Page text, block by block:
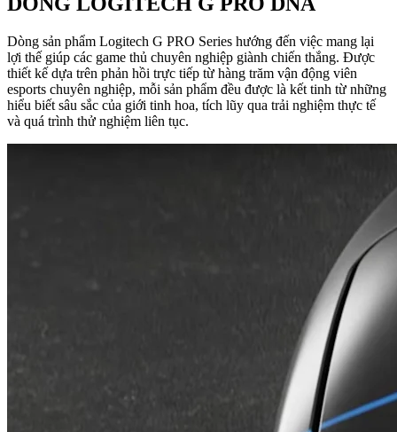
Dòng sản phẩm Logitech G PRO Series hướng đến việc mang lại
lợi thế giúp các game thủ chuyên nghiệp giành chiến thắng. Được
thiết kế dựa trên phản hồi trực tiếp từ hàng trăm vận động viên
esports chuyên nghiệp, mỗi sản phẩm đều được là kết tinh từ những
hiểu biết sâu sắc của giới tinh hoa, tích lũy qua trải nghiệm thực tế
và quá trình thử nghiệm liên tục.